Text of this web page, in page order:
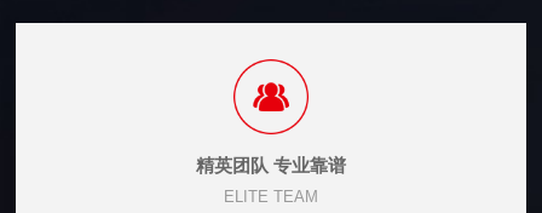
精英团队 专业靠谱
ELITE TEAM